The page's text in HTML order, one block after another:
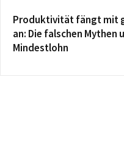
Produktivität fängt mit
an: Die falschen Mythen
Mindestlohn